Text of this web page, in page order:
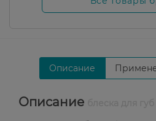
Описание
Описание